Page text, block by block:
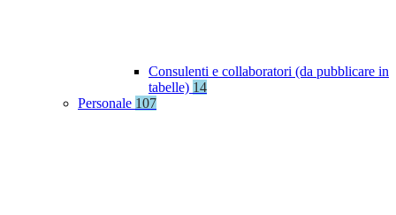
Consulenti e collaboratori (da pubblicare in
tabelle) 14
Personale 107